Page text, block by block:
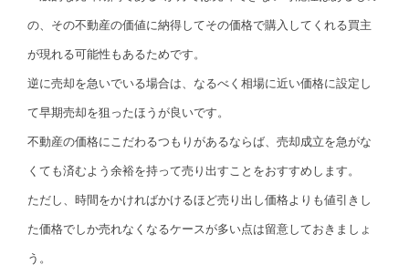
の、その不動産の価値に納得してその価格で購入してくれる買主
が現れる可能性もあるためです。
逆に売却を急いでいる場合は、なるべく相場に近い価格に設定し
て早期売却を狙ったほうが良いです。
不動産の価格にこだわるつもりがあるならば、売却成立を急がな
くても済むよう余裕を持って売り出すことをおすすめします。
ただし、時間をかければかけるほど売り出し価格よりも値引きし
た価格でしか売れなくなるケースが多い点は留意しておきましょ
う。